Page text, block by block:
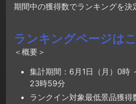
期間中の獲得数でランキングを決
ランキングページは
＜概要＞
集計期間：6月1日（月）0時
23時59分
ランクイン対象最低景品獲得